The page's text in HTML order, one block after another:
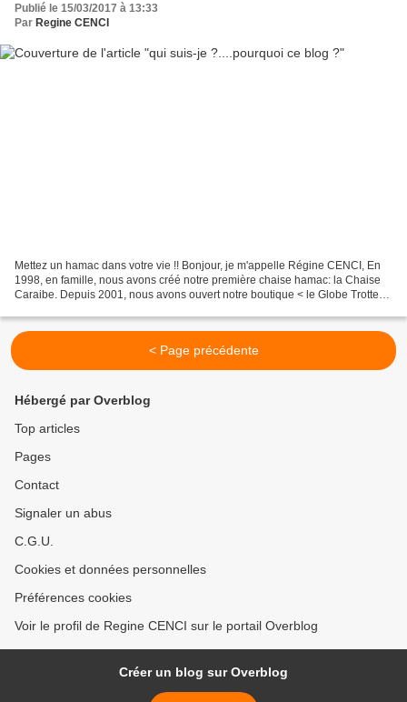
Publié le 15/03/2017 à 13:33
Par Regine CENCI
Mettez un hamac dans votre vie !! Bonjour, je m'appelle Régine CENCI, En
1998, en famille, nous avons créé notre première chaise hamac: la Chaise
Caraibe. Depuis 2001, nous avons ouvert notre boutique < le Globe Trotteur
< Page précédente
Hébergé par Overblog
Top articles
Pages
Contact
Signaler un abus
C.G.U.
Cookies et données personnelles
Préférences cookies
Voir le profil de Regine CENCI sur le portail Overblog
Créer un blog sur Overblog